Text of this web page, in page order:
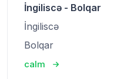
İngiliscə - Bolqar
İngiliscə
Bolqar
calm